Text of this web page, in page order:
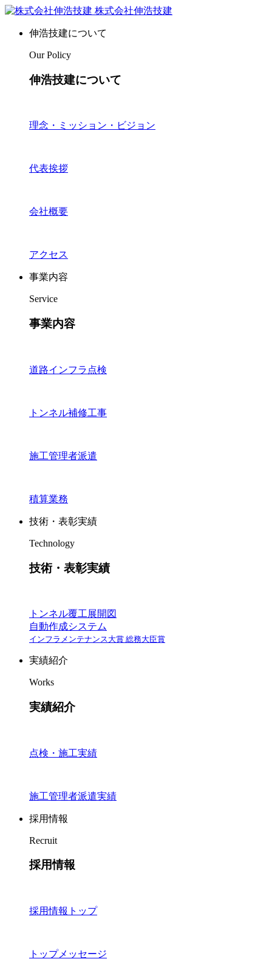
株式会社伸浩技建
伸浩技建について
Our Policy
伸浩技建について
理念・ミッション・ビジョン
代表挨拶
会社概要
アクセス
事業内容
Service
事業内容
道路インフラ点検
トンネル補修工事
施工管理者派遣
積算業務
技術・表彰実績
Technology
技術・表彰実績
トンネル覆工展開図
自動作成システム
インフラメンテナンス大賞 総務大臣賞
実績紹介
Works
実績紹介
点検・施工実績
施工管理者派遣実績
採用情報
Recruit
採用情報
採用情報トップ
トップメッセージ